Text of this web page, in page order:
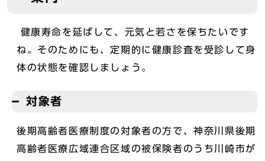
健康寿命を延ばして、元気と若さを保ちたいです
ね。そのためにも、定期的に健康診査を受診して身
体の状態を確認しましょう。
対象者
後期高齢者医療制度の対象者の方で、神奈川県後期
高齢者医療広域連合区域の被保険者のうち川崎市が